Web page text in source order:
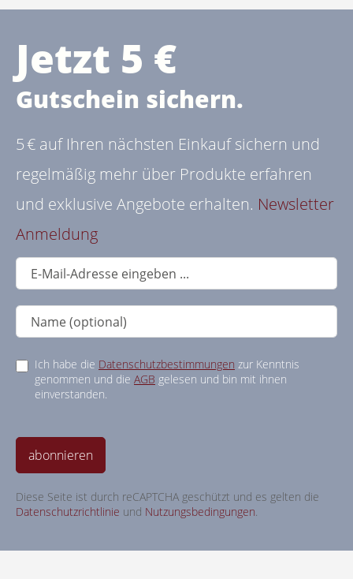
Jetzt 5 €
Gutschein sichern.
5 € auf Ihren nächsten Einkauf sichern und
regelmäßig mehr über Produkte erfahren
und exklusive Angebote erhalten. Newsletter
Anmeldung
Ich habe die Datenschutzbestimmungen zur Kenntnis
genommen und die AGB gelesen und bin mit ihnen
einverstanden.
abonnieren
Diese Seite ist durch reCAPTCHA geschützt und es gelten die
Datenschutzrichtlinie und Nutzungsbedingungen.